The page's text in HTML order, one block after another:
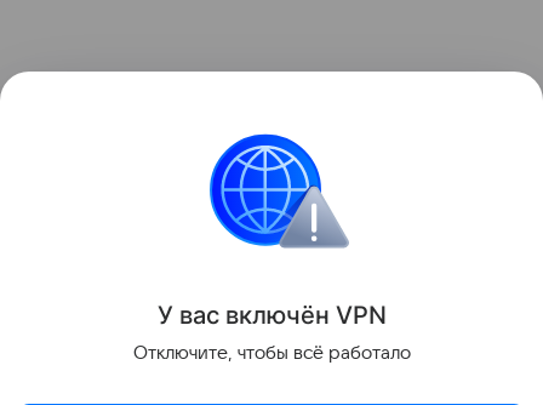
У вас включён VPN
Отключите, чтобы всё работало